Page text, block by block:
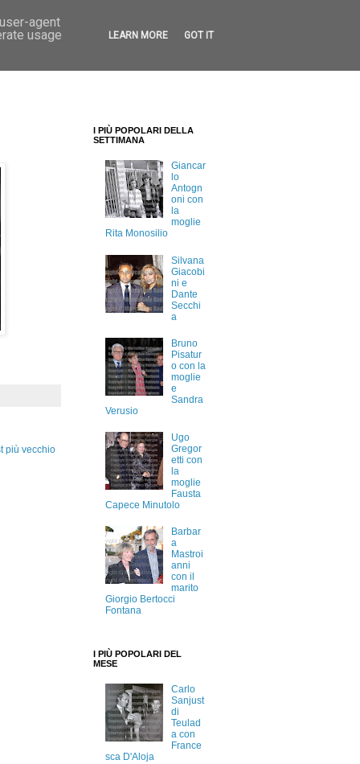
più vecchio
I PIÙ POPOLARI DELLA
SETTIMANA
Giancar
lo
Antogn
oni con
la
moglie
Rita Monosilio
Silvana
Giacobi
ni e
Dante
Secchi
a
Bruno
Pisatur
o con la
moglie
e
Sandra
Verusio
Ugo
Gregor
etti con
la
moglie
Fausta
Capece Minutolo
Barbar
a
Mastroi
anni
con il
marito
Giorgio Bertocci
Fontana
I PIÙ POPOLARI DEL
MESE
Carlo
Sanjust
di
Teulad
a con
France
sca D'Aloja
agent
usage
LEARN MORE GOT IT